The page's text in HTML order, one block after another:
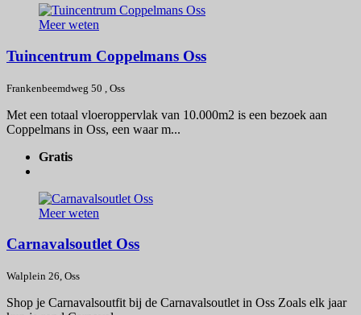
Meer weten
Tuincentrum Coppelmans Oss
Frankenbeemdweg 50 , Oss
Met een totaal vloeroppervlak van 10.000m2 is een bezoek aan
Coppelmans in Oss, een waar m...
Gratis
Meer weten
Carnavalsoutlet Oss
Walplein 26, Oss
Shop je Carnavalsoutfit bij de Carnavalsoutlet in Oss Zoals elk jaar